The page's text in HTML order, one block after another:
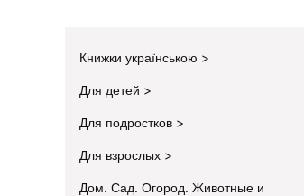
Книжки українською
Для детей
Для подростков
Для взрослых
Дом. Сад. Огород. Животные и